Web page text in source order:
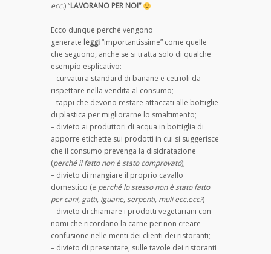
ecc.) “LAVORANO PER NOI”
Ecco dunque perché vengono
generate leggi“importantissime” come quelle
che seguono, anche se si tratta solo di qualche
esempio esplicativo:
– curvatura standard di banane e cetrioli da
rispettare nella vendita al consumo;
– tappi che devono restare attaccati alle bottiglie
di plastica per migliorarne lo smaltimento;
– divieto ai produttori di acqua in bottiglia di
apporre etichette sui prodotti in cui si suggerisce
che il consumo prevenga la disidratazione
(perché il fatto non è stato comprovato);
– divieto di mangiare il proprio cavallo
domestico (e perché lo stesso non è stato fatto
per cani, gatti, iguane, serpenti, muli ecc.ecc?)
– divieto di chiamare i prodotti vegetariani con
nomi che ricordano la carne per non creare
confusione nelle menti dei clienti dei ristoranti;
– divieto di presentare, sulle tavole dei ristoranti